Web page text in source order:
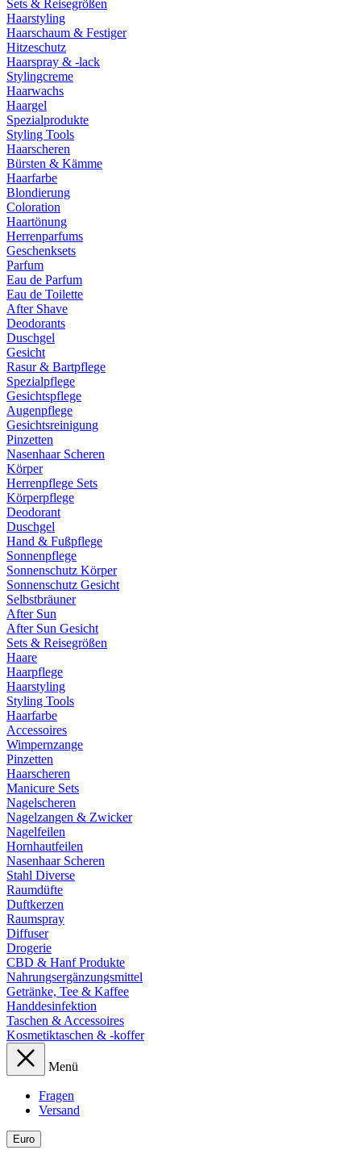
Sets & Reisegrößen
Haarstyling
Haarschaum & Festiger
Hitzeschutz
Haarspray & -lack
Stylingcreme
Haarwachs
Haargel
Spezialprodukte
Styling Tools
Haarscheren
Bürsten & Kämme
Haarfarbe
Blondierung
Coloration
Haartönung
Herrenparfums
Geschenksets
Parfum
Eau de Parfum
Eau de Toilette
After Shave
Deodorants
Duschgel
Gesicht
Rasur & Bartpflege
Spezialpflege
Gesichtspflege
Augenpflege
Gesichtsreinigung
Pinzetten
Nasenhaar Scheren
Körper
Herrenpflege Sets
Körperpflege
Deodorant
Duschgel
Hand & Fußpflege
Sonnenpflege
Sonnenschutz Körper
Sonnenschutz Gesicht
Selbstbräuner
After Sun
After Sun Gesicht
Sets & Reisegrößen
Haare
Haarpflege
Haarstyling
Styling Tools
Haarfarbe
Accessoires
Wimpernzange
Pinzetten
Haarscheren
Manicure Sets
Nagelscheren
Nagelzangen & Zwicker
Nagelfeilen
Hornhautfeilen
Nasenhaar Scheren
Stahl Diverse
Raumdüfte
Duftkerzen
Raumspray
Diffuser
Drogerie
CBD & Hanf Produkte
Nahrungsergänzungsmittel
Getränke, Tee & Kaffee
Handdesinfektion
Taschen & Accessoires
Kosmetiktaschen & -koffer
Menü
Fragen
Versand
Euro